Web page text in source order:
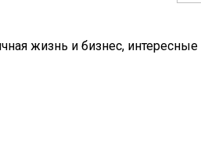
жизнь и бизнес,